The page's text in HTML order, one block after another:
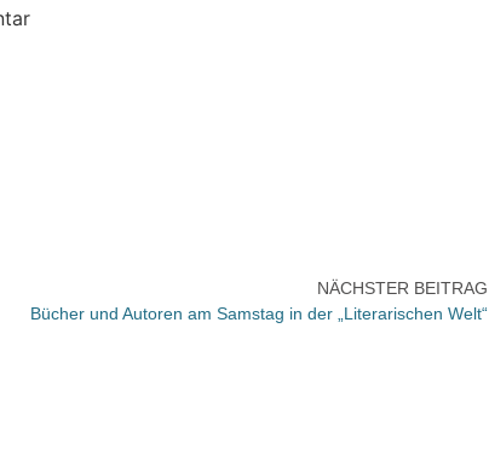
NÄCHSTER BEITRAG
Bücher und Autoren am Samstag in der „Literarischen Welt“